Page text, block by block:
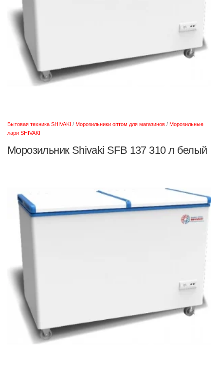
Бытовая техника SHIVAKI / Морозильники оптом для магазинов / Морозильные
лари SHIVAKI
Морозильник Shivaki SFB 137 310 л белый